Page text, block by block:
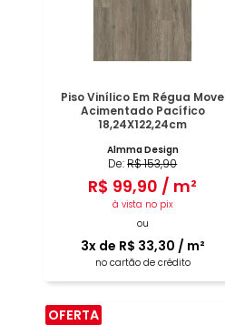
COMPRAR
Piso Vinílico Em Régua Move
Acimentado Pacífico
18,24X122,24cm
Almma Design
De:R$153,90
R$ 99,90 / m²
à vista no pix
ou
3x de R$ 33,30 / m²
no cartão de crédito
OFERTA